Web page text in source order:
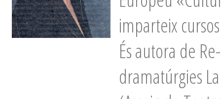
imparteix
És autora de
dramatúrgies